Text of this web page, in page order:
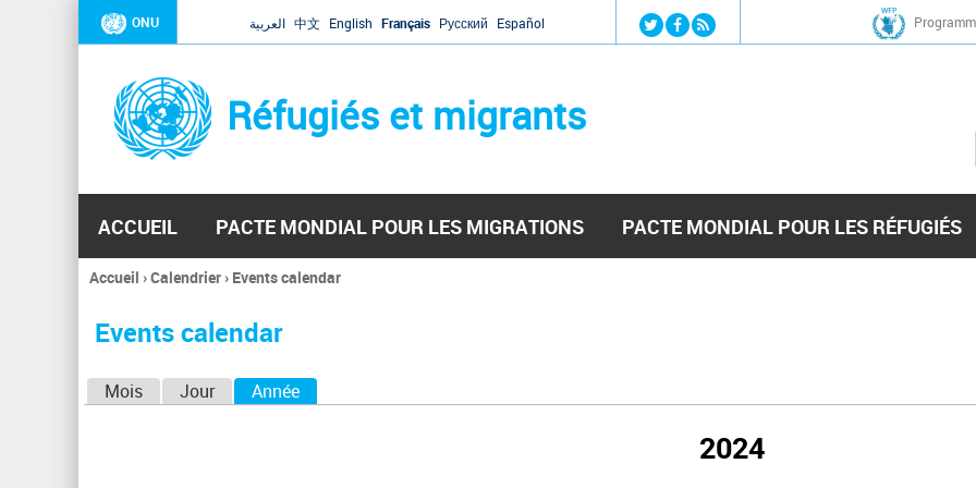
Jump to navigation
ONU العربية 中文 English Français Русский Español
Réfugiés et migrants
ACCUEIL PACTE MONDIAL POUR LES MIGRATIONS PACTE MONDIAL POUR LES RÉFUGIÉS
Vous
ici
Accueil ›Calendrier› Events calendar
Events calendar
Mois Jour Année
2024